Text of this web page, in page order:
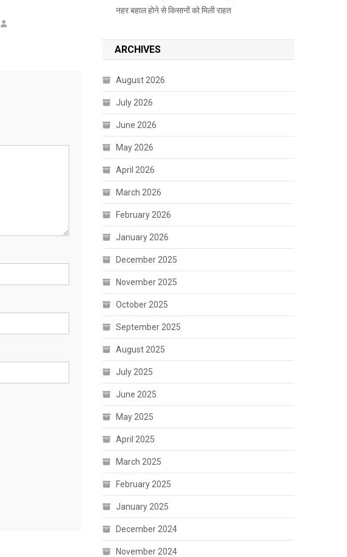
नहर बहाल होने से किसानों को मिली राहत
ARCHIVES
August 2026
July 2026
June 2026
May 2026
April 2026
March 2026
February 2026
January 2026
December 2025
November 2025
October 2025
September 2025
August 2025
July 2025
June 2025
May 2025
April 2025
March 2025
February 2025
January 2025
December 2024
November 2024